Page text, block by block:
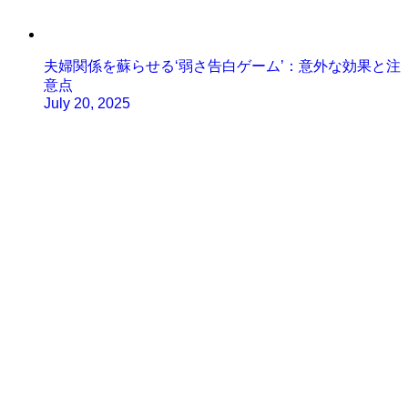
夫婦関係を蘇らせる‘弱さ告白ゲーム’：意外な効果と注
意点
July 20, 2025